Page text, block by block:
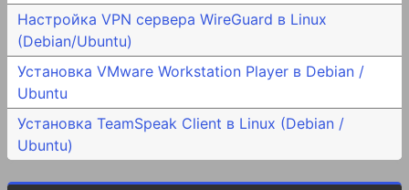
Настройка VPN сервера WireGuard в Linux
(Debian/Ubuntu)
Установка VMware Workstation Player в Debian /
Ubuntu
Установка TeamSpeak Client в Linux (Debian /
Ubuntu)